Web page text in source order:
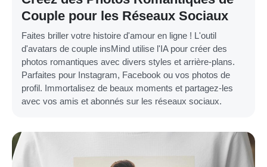
Couple pour les Réseaux Sociaux
Faites briller votre histoire d'amour en ligne ! L'outil
d'avatars de couple insMind utilise l'IA pour créer des
photos romantiques avec divers styles et arrière-plans.
Parfaites pour Instagram, Facebook ou vos photos de
profil. Immortalisez de beaux moments et partagez-les
avec vos amis et abonnés sur les réseaux sociaux.